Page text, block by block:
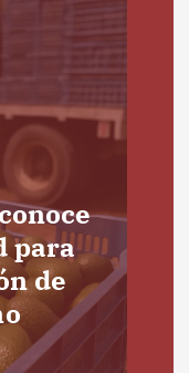
para
de